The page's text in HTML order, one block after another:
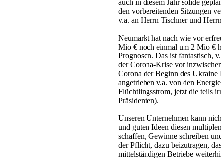
auch in diesem Jahr solide
den vorbereitenden Sitzungen
v.a. an Herrn Tischner und
Neumarkt hat nach wie vor
Mio € noch einmal um 2 Mio €
Prognosen. Das ist fantastisch,
der Corona-Krise vor
Corona der Beginn des Ukraine
angetrieben v.a. von den
Flüchtlingsstrom, jetzt die teils
Präsidenten).
Unseren Unternehmen kann
und guten Ideen diesen
schaffen, Gewinne schreiben
der Pflicht, dazu beizutragen,
mittelständigen Betriebe